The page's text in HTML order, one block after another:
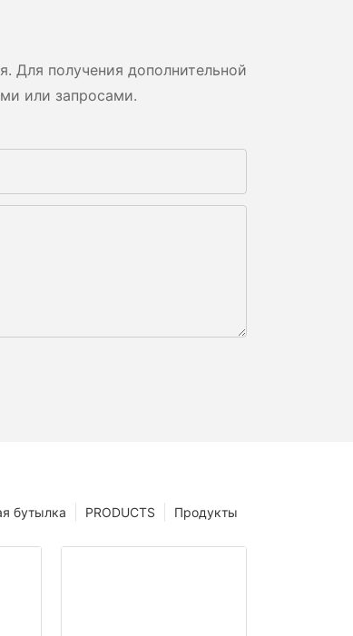
Для получения дополнительной
или запросами.
Продукты
PRODUCTS
бутылка